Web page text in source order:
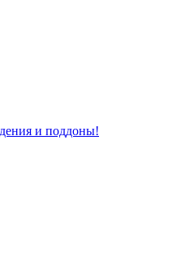
и поддоны!